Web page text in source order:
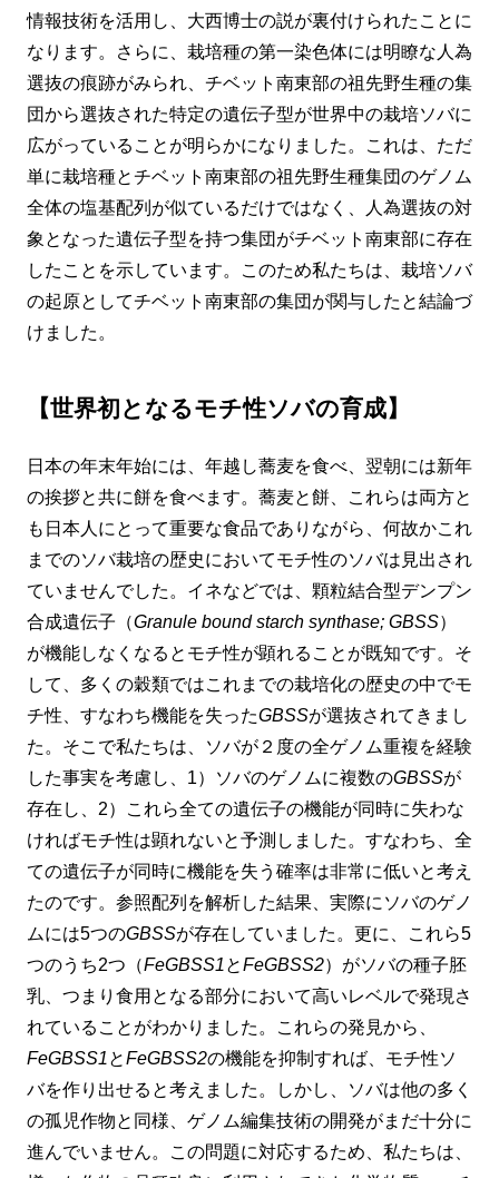
情報技術を活用し、大西博士の説が裏付けられたことに
なります。さらに、栽培種の第一染色体には明瞭な人為
選抜の痕跡がみられ、チベット南東部の祖先野生種の集
団から選抜された特定の遺伝子型が世界中の栽培ソバに
広がっていることが明らかになりました。これは、ただ
単に栽培種とチベット南東部の祖先野生種集団のゲノム
全体の塩基配列が似ているだけではなく、人為選抜の対
象となった遺伝子型を持つ集団がチベット南東部に存在
したことを示しています。このため私たちは、栽培ソバ
の起原としてチベット南東部の集団が関与したと結論づ
けました。
【世界初となるモチ性ソバの育成】
日本の年末年始には、年越し蕎麦を食べ、翌朝には新年
の挨拶と共に餅を食べます。蕎麦と餅、これらは両方と
も日本人にとって重要な食品でありながら、何故かこれ
までのソバ栽培の歴史においてモチ性のソバは見出され
ていませんでした。イネなどでは、顆粒結合型デンプン
合成遺伝子（Granule bound starch synthase; GBSS）
が機能しなくなるとモチ性が顕れることが既知です。そ
して、多くの穀類ではこれまでの栽培化の歴史の中でモ
チ性、すなわち機能を失ったGBSSが選抜されてきまし
た。そこで私たちは、ソバが２度の全ゲノム重複を経験
した事実を考慮し、1）ソバのゲノムに複数のGBSSが
存在し、2）これら全ての遺伝子の機能が同時に失わな
ければモチ性は顕れないと予測しました。すなわち、全
ての遺伝子が同時に機能を失う確率は非常に低いと考え
たのです。参照配列を解析した結果、実際にソバのゲノ
ムには5つのGBSSが存在していました。更に、これら5
つのうち2つ（FeGBSS1とFeGBSS2）がソバの種子胚
乳、つまり食用となる部分において高いレベルで発現さ
れていることがわかりました。これらの発見から、
FeGBSS1とFeGBSS2の機能を抑制すれば、モチ性ソ
バを作り出せると考えました。しかし、ソバは他の多く
の孤児作物と同様、ゲノム編集技術の開発がまだ十分に
進んでいません。この問題に対応するため、私たちは、